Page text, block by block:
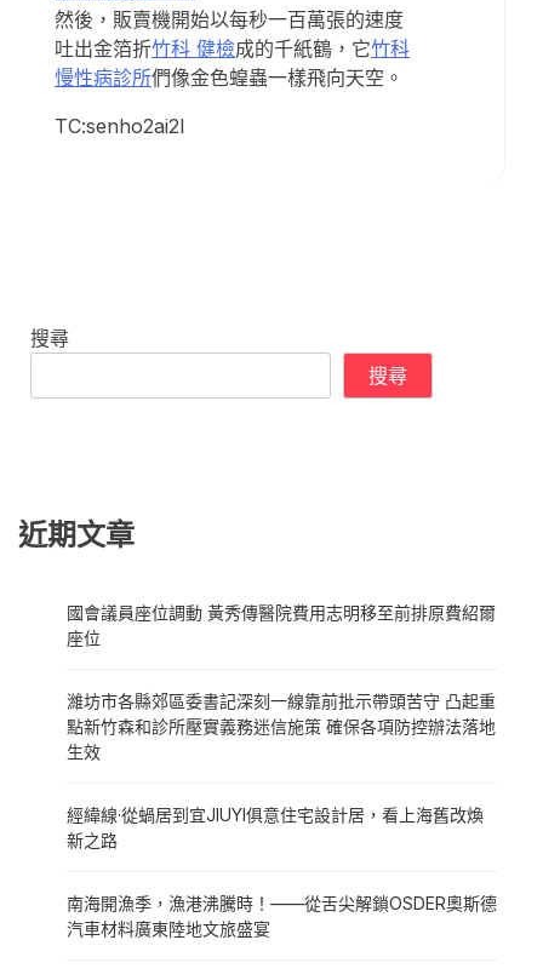
然後，販賣機開始以每秒一百萬張的速度
吐出金箔折竹科 健檢成的千紙鶴，它竹科
慢性病診所們像金色蝗蟲一樣飛向天空。
TC:senho2ai2l
搜尋
搜尋
近期文章
國會議員座位調動 黃秀傳醫院費用志明移至前排原費紹爾
座位
濰坊市各縣郊區委書記深刻一線靠前批示帶頭苦守 凸起重
點新竹森和診所壓實義務迷信施策 確保各項防控辦法落地
生效
經緯線·從蝸居到宜JIUYI俱意住宅設計居，看上海舊改煥
新之路
南海開漁季，漁港沸騰時！——從舌尖解鎖OSDER奧斯德
汽車材料廣東陸地文旅盛宴